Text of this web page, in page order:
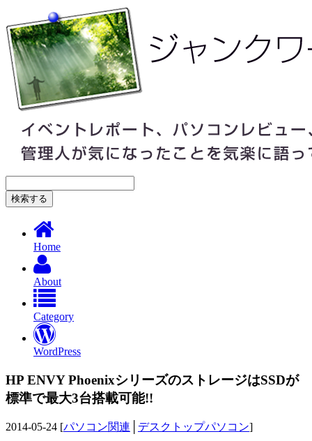
Home
About
Category
WordPress
HP ENVY PhoenixシリーズのストレージはSSDが
標準で最大3台搭載可能!!
2014-05-24 [パソコン関連 デスクトップパソコン]